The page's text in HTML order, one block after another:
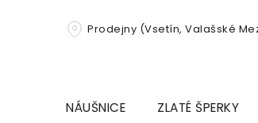
Prodejny (Vsetín, Valašské
NÁUŠNICE ZLATÉ ŠPERKY